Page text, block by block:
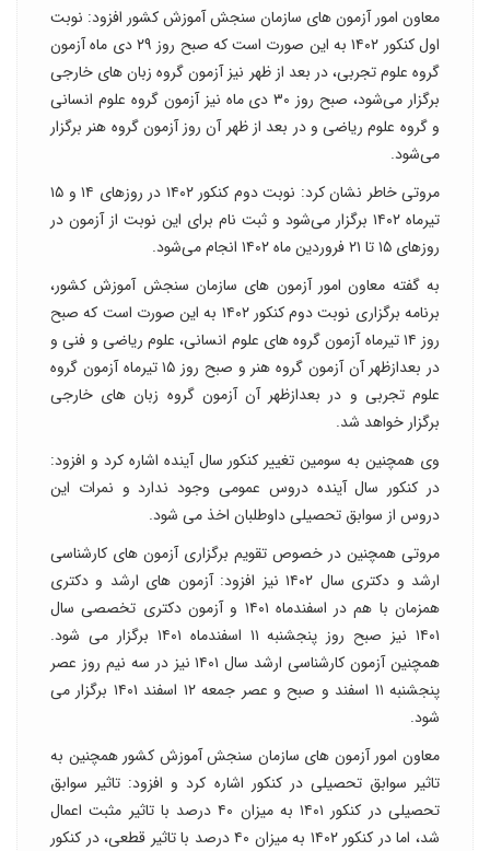
معاون امور آزمون های سازمان سنجش آموزش کشور افزود: نوبت
اول کنکور ۱۴۰۲ به این صورت است که صبح روز ۲۹ دی ماه آزمون
گروه علوم تجربی، در بعد از ظهر نیز آزمون گروه زبان های خارجی
برگزار می‌شود، صبح روز ۳۰ دی ماه نیز آزمون گروه علوم انسانی
و گروه علوم ریاضی و در بعد از ظهر آن روز آزمون گروه هنر برگزار
می‌شود.
مروتی خاطر نشان کرد: نوبت دوم کنکور ۱۴۰۲ در روزهای ۱۴ و ۱۵
تیرماه ۱۴۰۲ برگزار می‌شود و ثبت نام برای این نوبت از آزمون در
روزهای ۱۵ تا ۲۱ فروردین ماه ۱۴۰۲ انجام می‌شود.
به گفته معاون امور آزمون های سازمان سنجش آموزش کشور،
برنامه برگزاری نوبت دوم کنکور ۱۴۰۲ به این صورت است که صبح
روز ۱۴ تیرماه آزمون گروه های علوم انسانی، علوم ریاضی و فنی و
در بعدازظهر آن آزمون گروه هنر و صبح روز ۱۵ تیرماه آزمون گروه
علوم تجربی و در بعدازظهر آن آزمون گروه زبان های خارجی
برگزار خواهد شد.
وی همچنین به سومین تغییر کنکور سال آینده اشاره کرد و افزود:
در کنکور سال آینده دروس عمومی وجود ندارد و نمرات این
دروس از سوابق تحصیلی داوطلبان اخذ می شود.
مروتی همچنین در خصوص تقویم برگزاری آزمون های کارشناسی
ارشد و دکتری سال ۱۴۰۲ نیز افزود: آزمون های ارشد و دکتری
همزمان با هم در اسفندماه ۱۴۰۱ و آزمون دکتری تخصصی سال
۱۴۰۱ نیز صبح روز پنجشنبه ۱۱ اسفندماه ۱۴۰۱ برگزار می شود.
همچنین آزمون کارشناسی ارشد سال ۱۴۰۱ نیز در سه نیم روز عصر
پنجشنبه ۱۱ اسفند و صبح و عصر جمعه ۱۲ اسفند ۱۴۰۱ برگزار می
شود.
معاون امور آزمون های سازمان سنجش آموزش کشور همچنین به
تاثیر سوابق تحصیلی در کنکور اشاره کرد و افزود: تاثیر سوابق
تحصیلی در کنکور ۱۴۰۱ به میزان ۴۰ درصد با تاثیر مثبت اعمال
شد، اما در کنکور ۱۴۰۲ به میزان ۴۰ درصد با تاثیر قطعی، در کنکور